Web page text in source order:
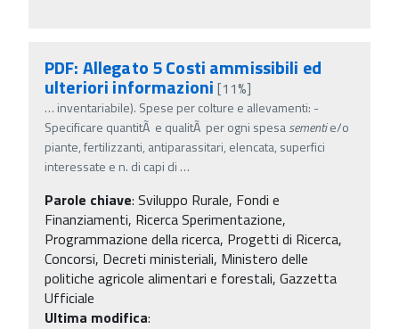
PDF: Allegato 5 Costi ammissibili ed
ulteriori informazioni [11%]
… inventariabile). Spese per colture e allevamenti: -
Specificare quantitÃ e qualitÃ per ogni spesasementie/o
piante, fertilizzanti, antiparassitari, elencata, superfici
interessate e n. di capi di …
Parole chiave: Sviluppo Rurale, Fondi e
Finanziamenti, Ricerca Sperimentazione,
Programmazione della ricerca, Progetti di Ricerca,
Concorsi, Decreti ministeriali, Ministero delle
politiche agricole alimentari e forestali, Gazzetta
Ufficiale
Ultima modifica: